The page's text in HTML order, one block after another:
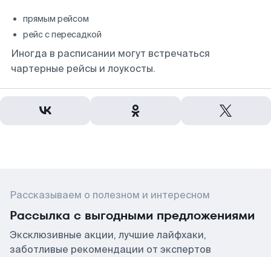
прямым рейсом
рейс с пересадкой
Иногда в расписании могут встречаться
чартерные рейсы и лоукосты.
Рассказываем о полезном и интересном
Рассылка с выгодными предложениями
Эксклюзивные акции, лучшие лайфхаки,
заботливые рекомендации от экспертов